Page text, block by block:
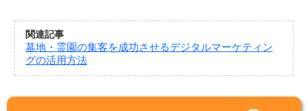
関連記事
墓地・霊園の集客を成功させるデジタルマーケティン
グの活用方法